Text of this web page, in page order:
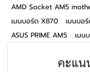
AMD Socket AM5
เมนบอร์ด X870
เมนบอ
ASUS PRIME AM5
เมน
คะแน